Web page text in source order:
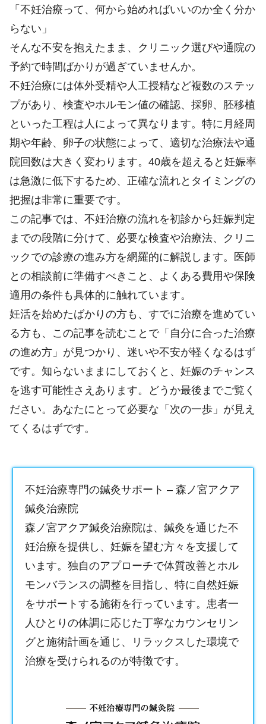
​​「不妊治療って、何から始めればいいのか全く分か
らない」
そんな不安を抱えたまま、クリニック選びや通院の
予約で時間ばかりが過ぎていませんか。
不妊治療には体外受精や人工授精など複数のステッ
プがあり、検査やホルモン値の確認、採卵、胚移植
といった工程は人によって異なります。特に月経周
期や年齢、卵子の状態によって、適切な治療法や通
院回数は大きく変わります。40歳を超えると妊娠率
は急激に低下するため、正確な流れとタイミングの
把握は非常に重要です。
この記事では、不妊治療の流れを初診から妊娠判定
までの段階に分けて、必要な検査や治療法、クリニ
ックでの診療の進み方を網羅的に解説します。医師
との相談前に準備すべきこと、よくある費用や保険
適用の条件も具体的に触れています。
妊活を始めたばかりの方も、すでに治療を進めてい
る方も、この記事を読むことで「自分に合った治療
の進め方」が見つかり、迷いや不安が軽くなるはず
です。知らないままにしておくと、妊娠のチャンス
を逃す可能性さえあります。どうか最後までご覧く
ださい。あなたにとって必要な「次の一歩」が見え
てくるはずです。
不妊治療専門の鍼灸サポート – 森ノ宮アクア
鍼灸治療院
森ノ宮アクア鍼灸治療院は、鍼灸を通じた不
妊治療を提供し、妊娠を望む方々を支援して
います。独自のアプローチで体質改善とホル
モンバランスの調整を目指し、特に自然妊娠
をサポートする施術を行っています。患者一
人ひとりの体調に応じた丁寧なカウンセリン
グと施術計画を通じ、リラックスした環境で
治療を受けられるのが特徴です。